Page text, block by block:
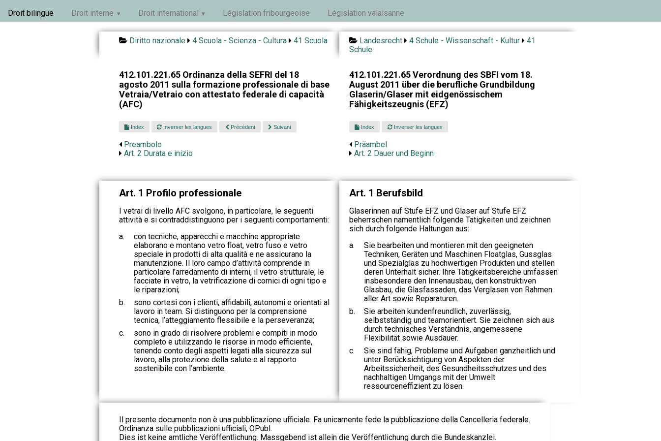
Droit bilingue Droit interne Droit international Législation fribourgeoise Législation valaisanne
Diritto nazionale 4 Scuola - Scienza - Cultura 41 Scuola Landesrecht 4 Schule - Wissenschaft - Kultur
41
Schule
412.101.221.65 Ordinanza della SEFRI del 18
agosto 2011 sulla formazione professionale di base
Vetraia/Vetraio con attestato federale di capacità
(AFC)
412.101.221.65 Verordnung des SBFI vom 18.
August 2011 über die berufliche Grundbildung
Glaserin/Glaser mit eidgenössischem
Fähigkeitszeugnis (EFZ)
Index Inverser les langues Précédent Suivant
Preambolo
Art. 2 Durata e inizio
Index Inverser les langues
Präambel
Art. 2 Dauer und Beginn
Art. 1 Profilo professionale
I vetrai di livello AFC svolgono, in particolare, le seguenti
attività e si contraddistinguono per i seguenti comportamenti:
a.
con tecniche, apparecchi e macchine appropriate
elaborano e montano vetro float, vetro fuso e vetro
speciale in prodotti di alta qualità e ne assicurano la
manutenzione. Il loro campo d’attività comprende in
particolare l’arredamento di interni, il vetro strutturale, le
facciate in vetro, la vetrificazione di cornici di ogni tipo e
le riparazioni;
b.
sono cortesi con i clienti, affidabili, autonomi e orientati al
lavoro in team. Si distinguono per la comprensione
tecnica, l’atteggiamento flessibile e la perseveranza;
c.
sono in grado di risolvere problemi e compiti in modo
completo e utilizzando le risorse in modo efficiente,
tenendo conto degli aspetti legati alla sicurezza sul
lavoro, alla protezione della salute e al rapporto
sostenibile con l’ambiente.
Art. 1 Berufsbild
Glaserinnen auf Stufe EFZ und Glaser auf Stufe EFZ
beherrschen namentlich folgende Tätigkeiten und zeichnen
sich durch folgende Haltungen aus:
a.
Sie bearbeiten und montieren mit den geeigneten
Techniken, Geräten und Maschinen Floatglas, Gussglas
und Spezialglas zu hochwertigen Produkten und stellen
deren Unterhalt sicher. Ihre Tätigkeitsbereiche umfassen
insbesondere den Innenausbau, den konstruktiven
Glasbau, die Glasfassaden, das Verglasen von Rahmen
aller Art sowie Reparaturen.
b.
Sie arbeiten kundenfreundlich, zuverlässig,
selbstständig und teamorientiert. Sie zeichnen sich aus
durch technisches Verständnis, angemessene
Flexibilität sowie Ausdauer.
c.
Sie sind fähig, Probleme und Aufgaben ganzheitlich und
unter Berücksichtigung von Aspekten der
Arbeitssicherheit, des Gesundheitsschutzes und des
nachhaltigen Umgangs mit der Umwelt
ressourceneffizient zu lösen.
Il presente documento non è una pubblicazione ufficiale. Fa unicamente fede la pubblicazione della Cancelleria federale.
Ordinanza sulle pubblicazioni ufficiali, OPubl.
Dies ist keine amtliche Veröffentlichung. Massgebend ist allein die Veröffentlichung durch die Bundeskanzlei.